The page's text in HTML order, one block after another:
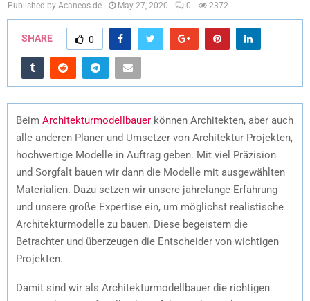
Published by Acaneos.de May 27, 2020 0 2372
SHARE 0
Beim Architekturmodellbauer können Architekten, aber auch
alle anderen Planer und Umsetzer von Architektur Projekten,
hochwertige Modelle in Auftrag geben. Mit viel Präzision
und Sorgfalt bauen wir dann die Modelle mit ausgewählten
Materialien. Dazu setzen wir unsere jahrelange Erfahrung
und unsere große Expertise ein, um möglichst realistische
Architekturmodelle zu bauen. Diese begeistern die
Betrachter und überzeugen die Entscheider von wichtigen
Projekten.
Damit sind wir als Architekturmodellbauer die richtigen